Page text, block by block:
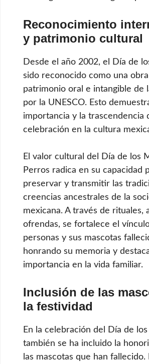
Reconocimiento
y patrimonio cultural
Desde el año 2002, el Día de
sido reconocido como una
patrimonio oral e intangible de
por la UNESCO. Esto
importancia y la trascendencia
celebración en la cultura
El valor cultural del Día de los
Perros radica en su capacidad
preservar y transmitir las
creencias ancestrales de la
mexicana. A través de rituales,
ofrendas, se fortalece el
personas y sus mascotas
honrando su memoria y
importancia en la vida familiar.
Inclusión de las
la festividad
En la celebración del Día de
también se ha incluido la
las mascotas que han fallecido.